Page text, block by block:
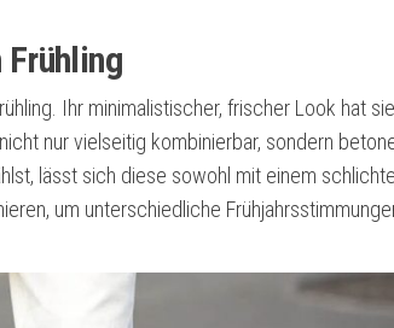
Ihr minimalistischer, frischer Look hat
nur vielseitig kombinierbar, sondern
lässt sich diese sowohl mit einem
um unterschiedliche